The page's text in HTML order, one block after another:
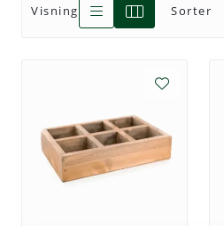
Visning Sorter
Tjenester